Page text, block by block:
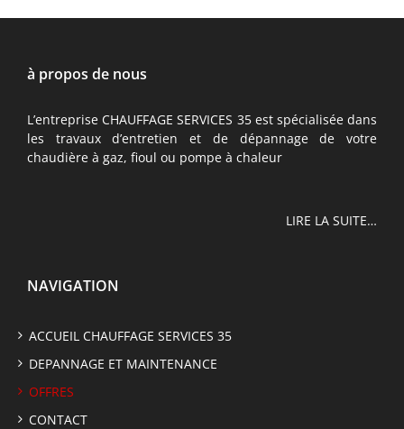
à propos de nous
L’entreprise CHAUFFAGE SERVICES 35 est spécialisée dans
les travaux d’entretien et de dépannage de votre
chaudière à gaz, fioul ou pompe à chaleur
LIRE LA SUITE…
NAVIGATION
ACCUEIL CHAUFFAGE SERVICES 35
DEPANNAGE ET MAINTENANCE
OFFRES
CONTACT